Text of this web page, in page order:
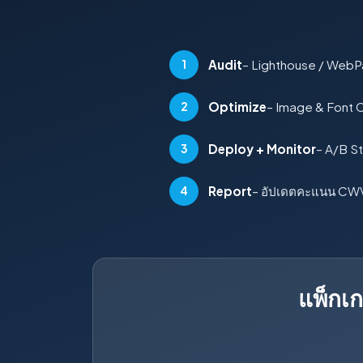
1 Audit– Lighthouse /
2 Optimize– Image & Font
3 Deploy + Monitor– A/B
4 Report– อัปเดตคะแนน
แพ็กเ